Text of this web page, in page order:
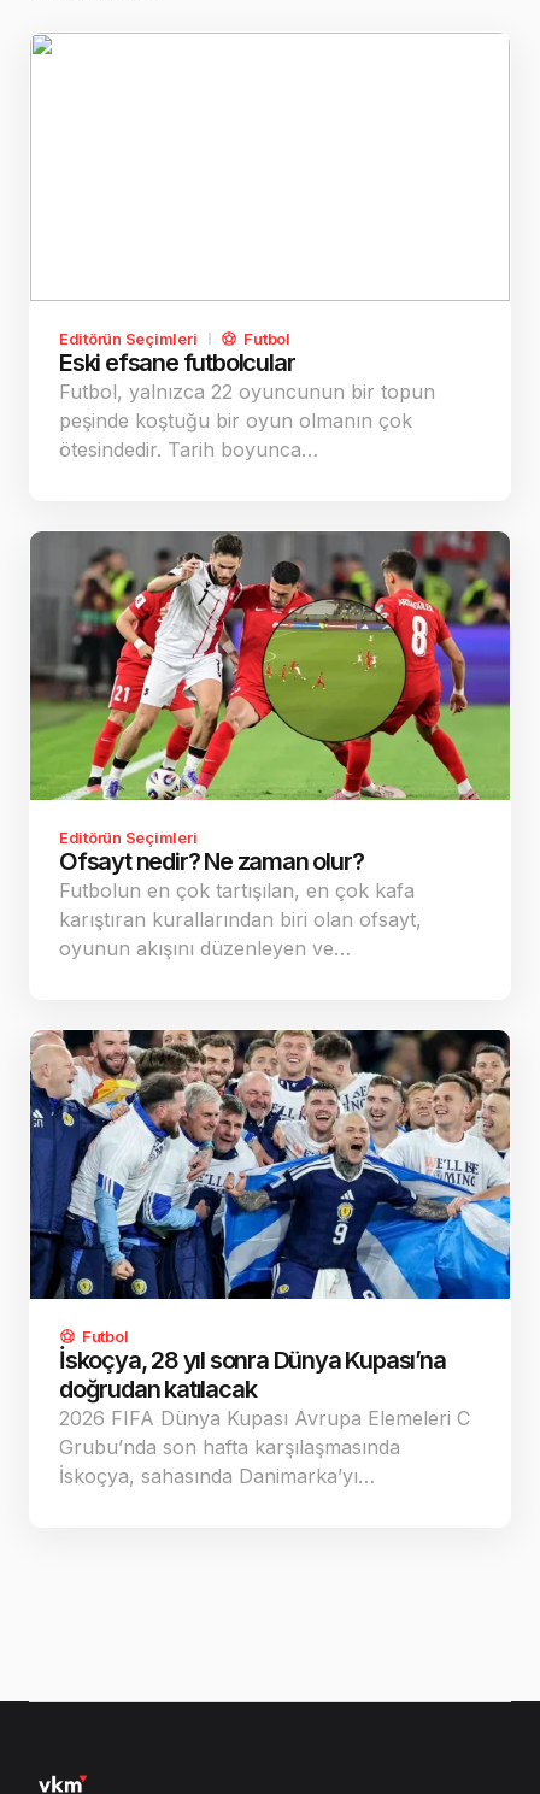
Editörün Seçimleri Futbol
Eski efsane futbolcular
Futbol, yalnızca 22 oyuncunun bir topun
peşinde koştuğu bir oyun olmanın çok
ötesindedir. Tarih boyunca…
Editörün Seçimleri
Ofsayt nedir? Ne zaman olur?
Futbolun en çok tartışılan, en çok kafa
karıştıran kurallarından biri olan ofsayt,
oyunun akışını düzenleyen ve…
Futbol
İskoçya, 28 yıl sonra Dünya Kupası’na
doğrudan katılacak
2026 FIFA Dünya Kupası Avrupa Elemeleri C
Grubu’nda son hafta karşılaşmasında
İskoçya, sahasında Danimarka’yı…